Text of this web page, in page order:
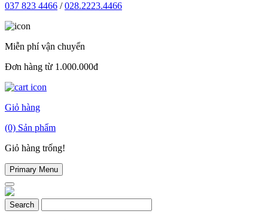
037 823 4466 /028.2223.4466
Miễn phí vận chuyển
Đơn hàng từ 1.000.000đ
Giỏ hàng
(0) Sản phẩm
Giỏ hàng trống!
Primary Menu